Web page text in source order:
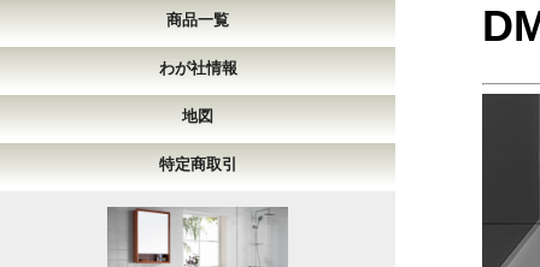
商品一覧
わが社情報
地図
特定商取引